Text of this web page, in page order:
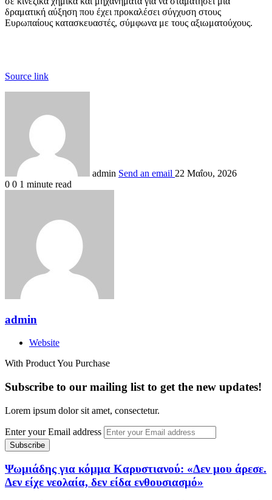
δραματική αύξηση που έχει προκαλέσει σύγχυση στους
Ευρωπαίους κατασκευαστές, σύμφωνα με τους αξιωματούχους.
Source link
admin Send an email 22 Μαΐου, 2026
0 0 1 minute read
admin
Website
With Product You Purchase
Subscribe to our mailing list to get the new updates!
Lorem ipsum dolor sit amet, consectetur.
Enter your Email address
Ψωμιάδης για κόμμα Καρυστιανού: «Δεν μου άρεσε.
Δεν είχε νεολαία, δεν είδα ενθουσιασμό»